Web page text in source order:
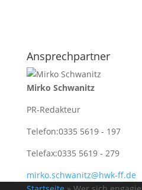
Ansprechpartner
Mirko Schwanitz
PR-Redakteur
Telefon:0335 5619 - 197
Telefax:0335 5619 - 279
mirko.schwanitz@hwk-ff.de